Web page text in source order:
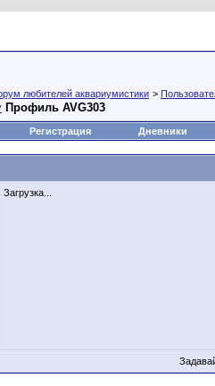
любителей аквариумистики >
Профиль AVG303
Регистрация Дневники
Загрузка...